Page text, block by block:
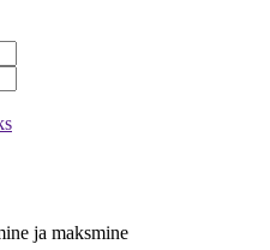
ja maksmine